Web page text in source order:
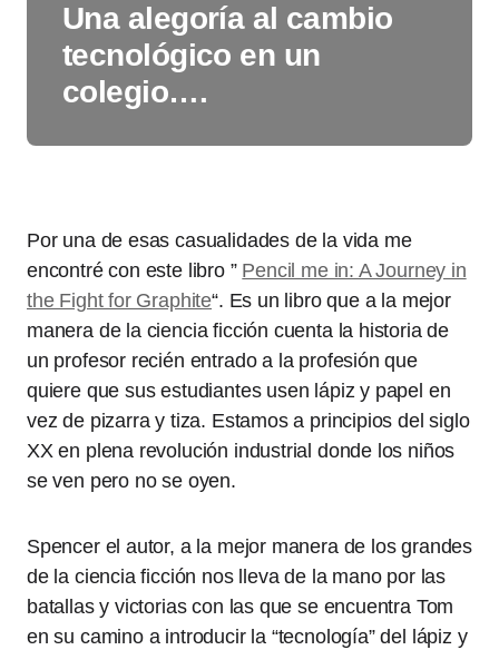
Una alegoría al cambio
tecnológico en un
colegio….
Por una de esas casualidades de la vida me
encontré con este libro ” Pencil me in: A Journey in
the Fight for Graphite“. Es un libro que a la mejor
manera de la ciencia ficción cuenta la historia de
un profesor recién entrado a la profesión que
quiere que sus estudiantes usen lápiz y papel en
vez de pizarra y tiza. Estamos a principios del siglo
XX en plena revolución industrial donde los niños
se ven pero no se oyen.
Spencer el autor, a la mejor manera de los grandes
de la ciencia ficción nos lleva de la mano por las
batallas y victorias con las que se encuentra Tom
en su camino a introducir la “tecnología” del lápiz y